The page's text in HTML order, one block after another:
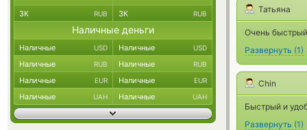
Татьяна
Очень
Развернуть (1)
Chin
Быстрый и
Развернуть (1)
ЗК RUB ЗК RUB
Наличные деньги
Наличные USD Наличные USD
Наличные RUB Наличные RUB
Наличные EUR Наличные EUR
Наличные UAH Наличные UAH